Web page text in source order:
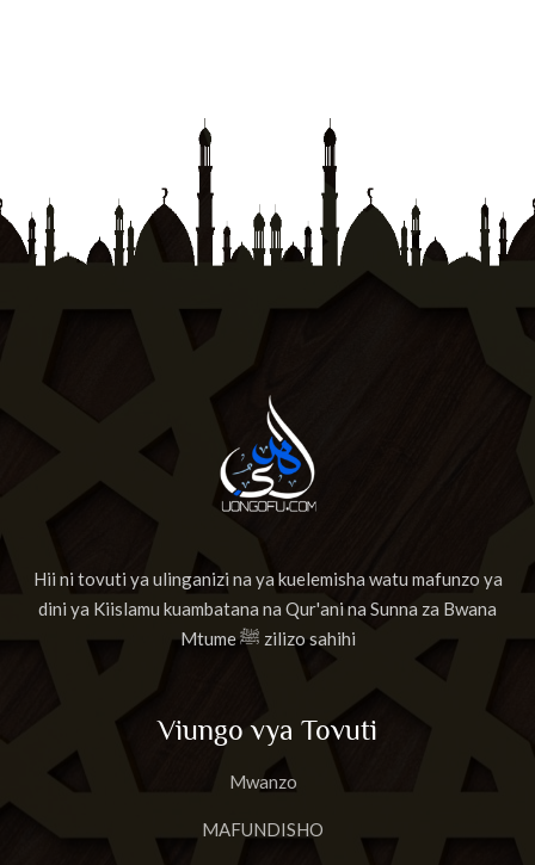
Hii ni tovuti ya ulinganizi na ya kuelemisha watu mafunzo ya
dini ya Kiislamu kuambatana na Qur'ani na Sunna za Bwana
Mtume ﷺ zilizo sahihi
Viungo vya Tovuti
Mwanzo
MAFUNDISHO